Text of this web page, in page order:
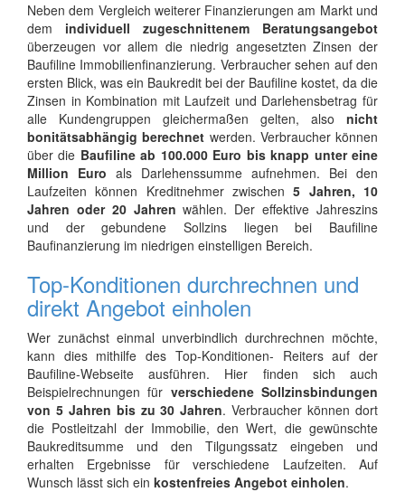
Neben dem Vergleich weiterer Finanzierungen am Markt und
dem individuell zugeschnittenem Beratungsangebot
überzeugen vor allem die niedrig angesetzten Zinsen der
Baufiline Immobilienfinanzierung. Verbraucher sehen auf den
ersten Blick, was ein Baukredit bei der Baufiline kostet, da die
Zinsen in Kombination mit Laufzeit und Darlehensbetrag für
alle Kundengruppen gleichermaßen gelten, also nicht
bonitätsabhängig berechnet werden. Verbraucher können
über die Baufiline ab 100.000 Euro bis knapp unter eine
Million Euro als Darlehenssumme aufnehmen. Bei den
Laufzeiten können Kreditnehmer zwischen5 Jahren, 10
Jahren oder 20 Jahrenwählen. Der effektive Jahreszins
und der gebundene Sollzins liegen bei Baufiline
Baufinanzierung im niedrigen einstelligen Bereich.
Top-Konditionen durchrechnen und
direkt Angebot einholen
Wer zunächst einmal unverbindlich durchrechnen möchte,
kann dies mithilfe des Top-Konditionen- Reiters auf der
Baufiline-Webseite ausführen. Hier finden sich auch
Beispielrechnungen für verschiedene Sollzinsbindungen
von 5 Jahren bis zu 30 Jahren. Verbraucher können dort
die Postleitzahl der Immobilie, den Wert, die gewünschte
Baukreditsumme und den Tilgungssatz eingeben und
erhalten Ergebnisse für verschiedene Laufzeiten. Auf
Wunsch lässt sich ein kostenfreies Angebot einholen.